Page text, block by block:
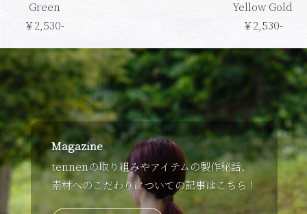
Green
￥2,530-
Yellow Gold
￥2,530-
Magazine
tennenの取り組みやアイテムの製作秘話、
素材へのこだわりについての記事はこちら！